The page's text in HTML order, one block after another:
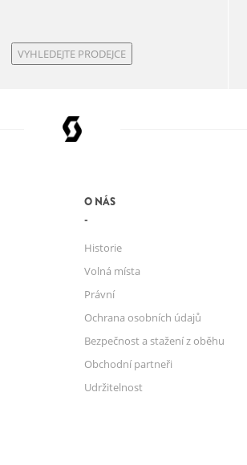
VYHLEDEJTE PRODEJCE
O NÁS
Historie
Volná místa
Právní
Ochrana osobních údajů
Bezpečnost a stažení z oběhu
Obchodní partneři
Udržitelnost